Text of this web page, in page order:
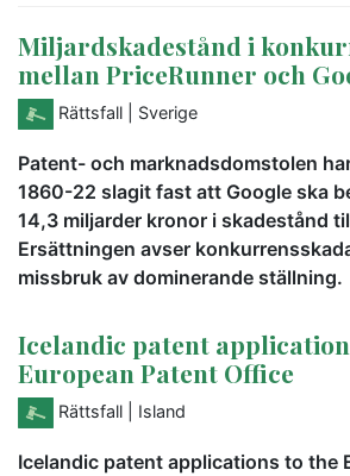
Miljardskadestånd i
mellan PriceRunner och
Rättsfall | Sverige
Patent- och marknadsdomstolen
1860-22 slagit fast att Google ska
14,3 miljarder kronor i skadestånd
Ersättningen avser
missbruk av dominerande ställning.
Icelandic patent
European Patent Office
Rättsfall | Island
Icelandic patent applications to the